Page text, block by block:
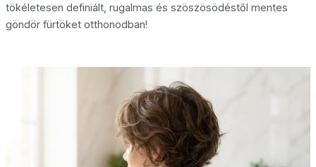
tökéletesen definiált, rugalmas és szöszösödéstől mentes
göndör fürtöket otthonodban!